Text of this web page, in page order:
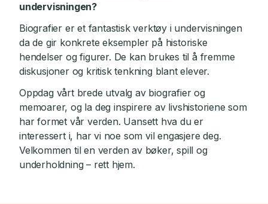
undervisningen?
Biografier er et fantastisk verktøy i undervisningen
da de gir konkrete eksempler på historiske
hendelser og figurer. De kan brukes til å fremme
diskusjoner og kritisk tenkning blant elever.
Oppdag vårt brede utvalg av biografier og
memoarer, og la deg inspirere av livshistoriene som
har formet vår verden. Uansett hva du er
interessert i, har vi noe som vil engasjere deg.
Velkommen til en verden av bøker, spill og
underholdning – rett hjem.